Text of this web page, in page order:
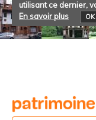
utilisant ce dernier,
En savoir plus
OK